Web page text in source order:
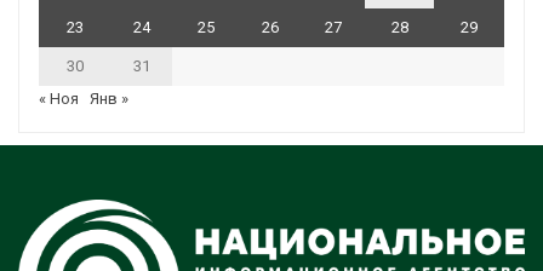
23 24 25 26 27 28 29
30
31
« Ноя
Янв »